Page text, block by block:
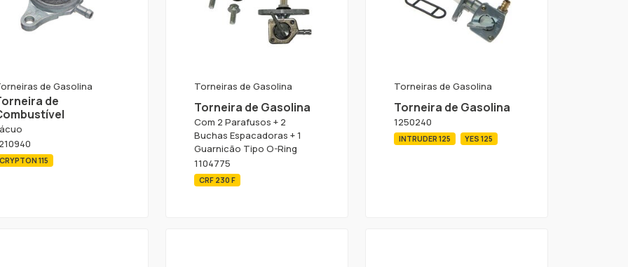
de Gasolina
de
115
Torneiras de Gasolina
Torneira de Gasolina
Com 2 Parafusos + 2
Buchas Espacadoras + 1
Guarnicão Tipo O-Ring
1104775
CRF 230 F
Torneiras de Gasolina
Torneira de Gasolina
1250240
INTRUDER 125 YES 125